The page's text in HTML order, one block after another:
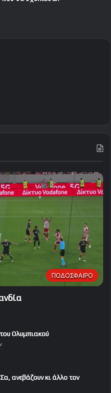
ΠΟΔΟΣΦΑΙΡΟ
Ολυμπιακού
ανεβάζουν κι άλλο τον